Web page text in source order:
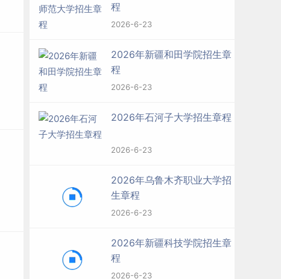
程
2026-6-23
2026年新疆和田学院招生章
程
2026-6-23
2026年石河子大学招生章程
2026-6-23
2026年乌鲁木齐职业大学招
生章程
2026-6-23
2026年新疆科技学院招生章
程
2026-6-23